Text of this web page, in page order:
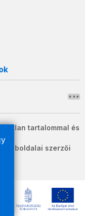
tartalommal és
weboldalai szerzői